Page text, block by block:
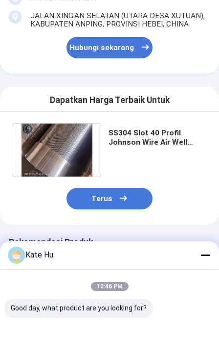
JALAN XING'AN SELATAN (UTARA DESA XUTUAN),
KABUPATEN ANPING, PROVINSI HEBEI, CHINA
Hubungi sekarang
Dapatkan Harga Terbaik Untuk
SS304 Slot 40 Profil
Johnson Wire Air Well
Terus
Rekomendasi Produk
Kate Hu
12:46 PM
Good day, what product are you looking for?